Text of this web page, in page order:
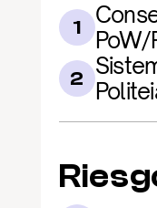
1
PoW/
2